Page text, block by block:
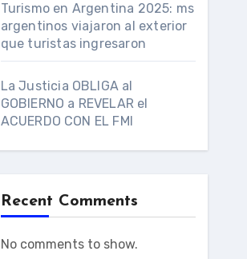
Turismo en Argentina 2025: ms
argentinos viajaron al exterior
que turistas ingresaron
La Justicia OBLIGA al
GOBIERNO a REVELAR el
ACUERDO CON EL FMI
Recent Comments
No comments to show.